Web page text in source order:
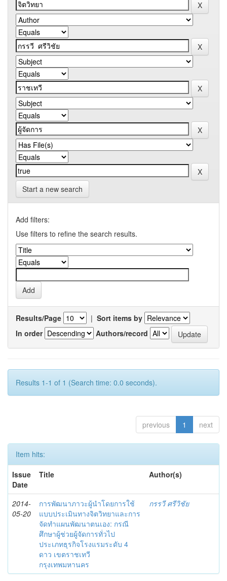
Start a new search
Add filters:
Use filters to refine the search results.
Results/Page | Sort items by
In order
Authors/record
Results 1-1 of 1 (Search time: 0.0 seconds).
previous 1 next
Item hits:
Issue
Date
Title Author(s)
2014-
05-20
การพัฒนาภาวะผู้นำโดยการใช้
แบบประเมินทางจิตวิทยาและการ
จัดทำแผนพัฒนาตนเอง: กรณี
ศึกษาผู้ช่วยผู้จัดการทั่วไป
ประเภทธุรกิจโรงแรมระดับ 4
ดาว เขตราชเทวี
กรุงเทพมหานคร
กรรวี ศรีวิชัย